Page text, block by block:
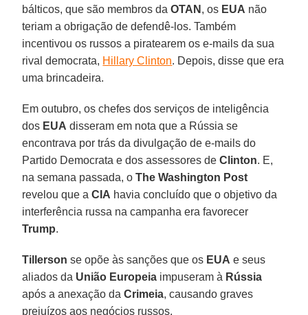
bálticos, que são membros daOTAN , os EUA não
teriam a obrigação de defendê-los. Também
incentivou os russos a piratearem os e-mails da sua
rival democrata, Hillary Clinton. Depois, disse que era
uma brincadeira.
Em outubro, os chefes dos serviços de inteligência
dos EUA disseram em nota que a Rússia se
encontrava por trás da divulgação de e-mails do
Partido Democrata e dos assessores deClinton. E,
na semana passada, oThe Washington Post
revelou que aCIA havia concluído que o objetivo da
interferência russa na campanha era favorecer
Trump.
Tillerson se opõe às sanções que os EUA e seus
aliados da União Europeia impuseram à Rússia
após a anexação daCrimeia, causando graves
prejuízos aos negócios russos.